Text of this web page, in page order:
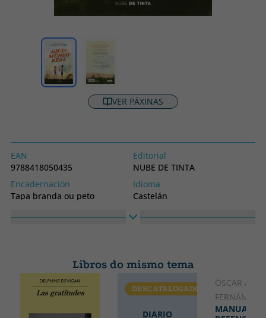
VER PÁXINAS
EAN
9788418050435
Editorial
NUBE DE TINTA
Encadernación
Tapa branda ou peto
Idioma
Castelán
Libros do mismo tema
DIARIO
DESCATALOGADO CATALÁN
ÒSCAR
FERNÁNDEZ
MANUAL DE